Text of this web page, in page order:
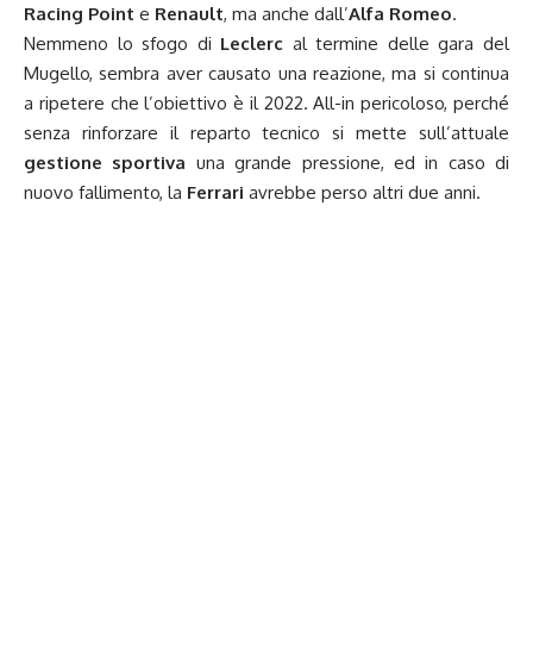
Racing Point e Renault, ma anche dall’Alfa Romeo.
Nemmeno lo sfogo di Leclerc al termine delle gara del
Mugello, sembra aver causato una reazione, ma si continua
a ripetere che l’obiettivo è il 2022. All-in pericoloso, perché
senza rinforzare il reparto tecnico si mette sull’attuale
gestione sportiva una grande pressione, ed in caso di
nuovo fallimento, la Ferrari avrebbe perso altri due anni.